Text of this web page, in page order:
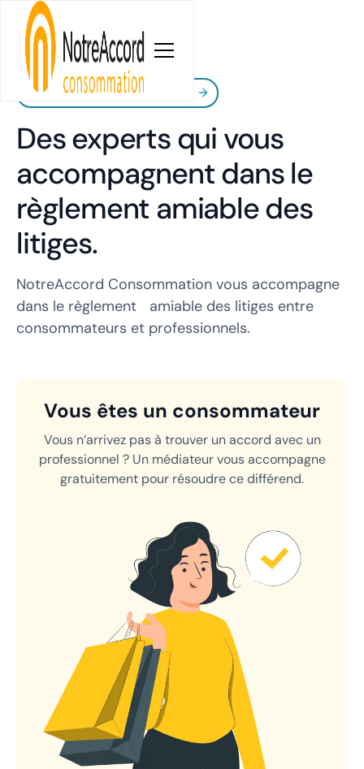
Notre processus de médiation
Des experts qui vous
accompagnent dans le
règlement amiable des
litiges.
NotreAccord Consommation vous accompagne
dans le règlement amiable des litiges entre
consommateurs et professionnels.
Vous êtes un consommateur
Vous n’arrivez pas à trouver un accord avec un
professionnel ? Un médiateur vous accompagne
gratuitement pour résoudre ce différend.